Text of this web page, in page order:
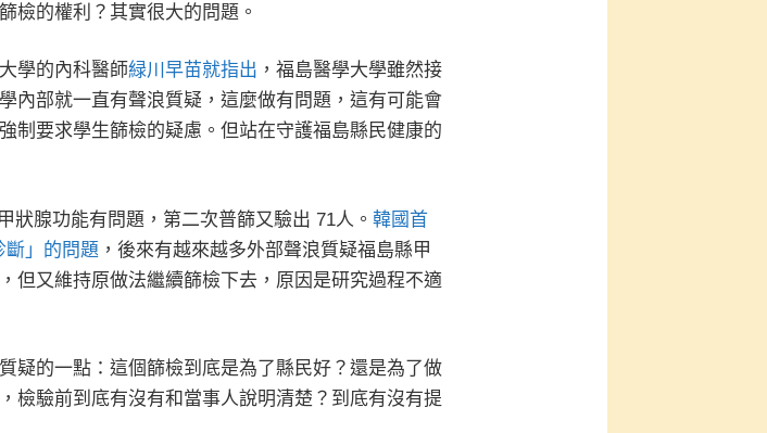
檢的權利？其實很大的問題。
學的內科醫師緑川早苗就指出 ，福島醫學大學雖然接
內部就一直有聲浪質疑，這麼做有問題，這有可能會
制要求學生篩檢的疑慮。但站在守護福島縣民健康的
狀腺功能有問題，第二次普篩又驗出 71人。 韓國首
斷」的問題 ，後來有越來越多外部聲浪質疑福島縣甲
但又維持原做法繼續篩檢下去，原因是研究過程不適
疑的一點：這個篩檢到底是為了縣民好？還是為了做
檢驗前到底有沒有和當事人說明清楚？到底有沒有提